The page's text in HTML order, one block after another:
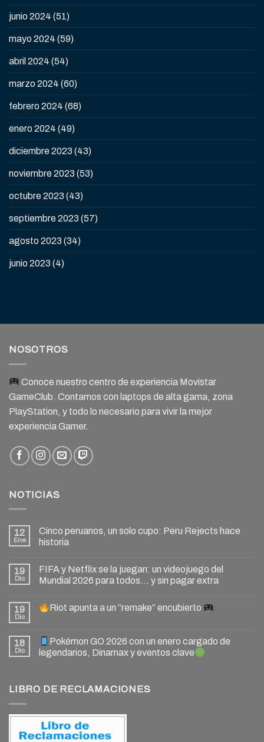
junio 2024 (51)
mayo 2024 (59)
abril 2024 (54)
marzo 2024 (60)
febrero 2024 (68)
enero 2024 (49)
diciembre 2023 (43)
noviembre 2023 (53)
octubre 2023 (43)
septiembre 2023 (57)
agosto 2023 (34)
junio 2023 (4)
NOSOTROS
Conoce nuestro centro de experiencia Movistar
GameClub. Contamos con laptops de alta gama, zona
PlayStation, y todo lo necesario para vivir la mejor
experiencia Gamer.
NOTICIAS
12
Ene
Cinco peruanos, un solo cupo: Peru Rejects hace
historia
19
Dic
FIFA y Netflix se la juegan: un videojuego del
Mundial 2026 para todos… y sin pagar extra
19
Dic
Riot apunta a un “remake” encubierto
18
Dic
Pokémon GO 2026 con un enero cargado de
legendarios, Dinamax y eventos clave
LIBRO DE RECLAMACIONES